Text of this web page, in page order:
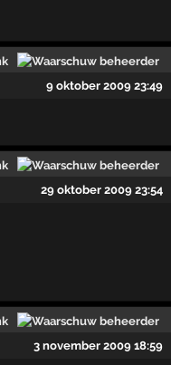
9 oktober 2009 23:49
29 oktober 2009 23:54
3 november 2009 18:59